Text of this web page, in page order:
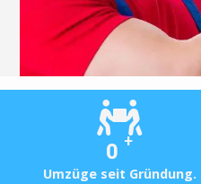
0 +
Umzüge seit Gründung.